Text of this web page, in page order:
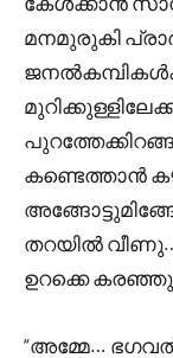
മനമുരുകി
കണ്ടെത്താൻ
തറയിൽ
ഉറക്കെ കരഞ്ഞു
“അമ്മേ…